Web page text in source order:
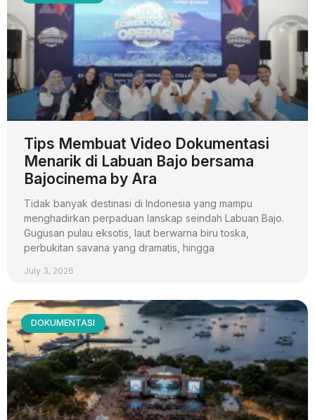
Tips Membuat Video Dokumentasi
Menarik di Labuan Bajo bersama
Bajocinema by Ara
Tidak banyak destinasi di Indonesia yang mampu
menghadirkan perpaduan lanskap seindah Labuan Bajo.
Gugusan pulau eksotis, laut berwarna biru toska,
perbukitan savana yang dramatis, hingga
July 3, 2026
DOKUMENTASI